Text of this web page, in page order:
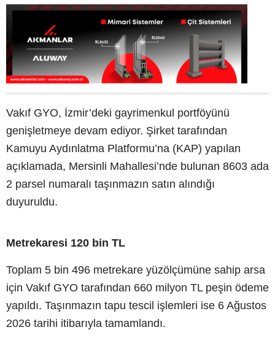
Vakıf GYO, İzmir’deki gayrimenkul portföyünü
genişletmeye devam ediyor. Şirket tarafından
Kamuyu Aydınlatma Platformu’na (KAP) yapılan
açıklamada, Mersinli Mahallesi’nde bulunan 8603 ada
2 parsel numaralı taşınmazın satın alındığı
duyuruldu.
Metrekaresi 120 bin TL
Toplam 5 bin 496 metrekare yüzölçümüne sahip arsa
için Vakıf GYO tarafından 660 milyon TL peşin ödeme
yapıldı. Taşınmazın tapu tescil işlemleri ise 6 Ağustos
2026 tarihi itibarıyla tamamlandı.